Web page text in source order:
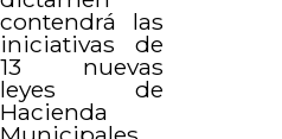
contendrá las
iniciativas de
13 nuevas
leyes de
Hacienda